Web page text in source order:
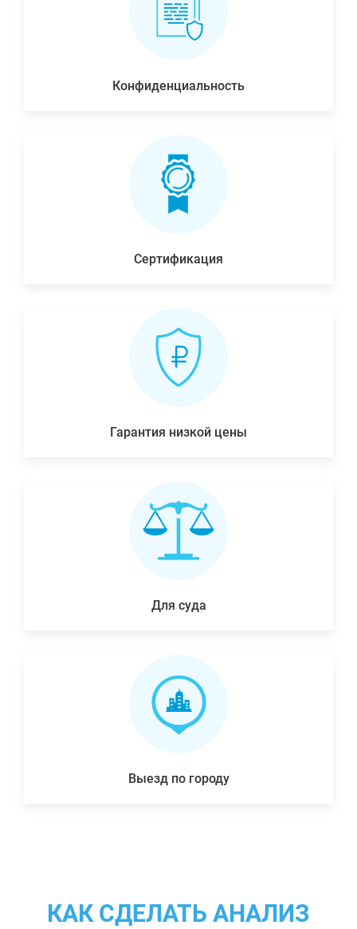
Конфиденциальность
Сертификация
Гарантия низкой цены
Для суда
Выезд по городу
КАК СДЕЛАТЬ АНАЛИЗ